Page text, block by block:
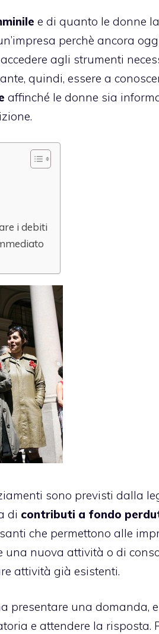
e di quanto le donne
perchè ancora
agli strumenti
quindi, essere a
affinché le donne sia
i debiti
sono previsti dalla
di contributi a fondo
che permettono alle
una nuova attività o di
attività già esistenti.
presentare una domanda,
e attendere la risposta.